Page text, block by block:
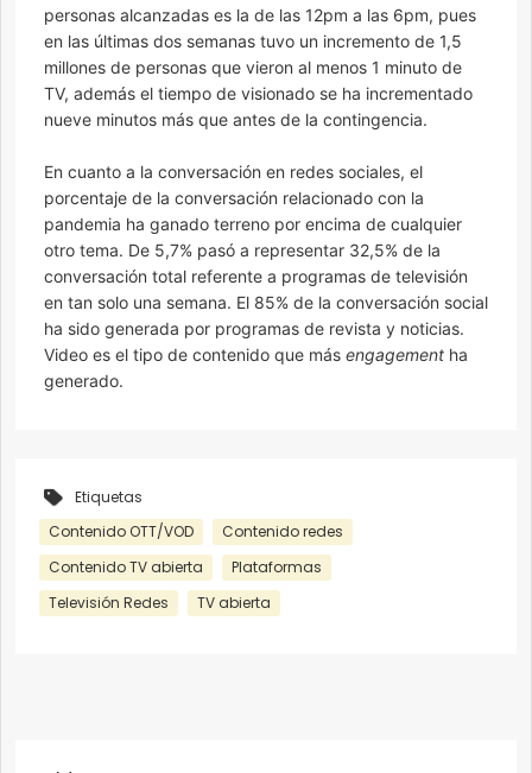
personas alcanzadas es la de las 12pm a las 6pm, pues
en las últimas dos semanas tuvo un incremento de 1,5
millones de personas que vieron al menos 1 minuto de
TV, además el tiempo de visionado se ha incrementado
nueve minutos más que antes de la contingencia.
En cuanto a la conversación en redes sociales, el
porcentaje de la conversación relacionado con la
pandemia ha ganado terreno por encima de cualquier
otro tema. De 5,7% pasó a representar 32,5% de la
conversación total referente a programas de televisión
en tan solo una semana. El 85% de la conversación social
ha sido generada por programas de revista y noticias.
Video es el tipo de contenido que más engagement ha
generado.
Etiquetas
Contenido OTT/VOD
Contenido redes
Contenido TV abierta
Plataformas
Televisión Redes
TV abierta